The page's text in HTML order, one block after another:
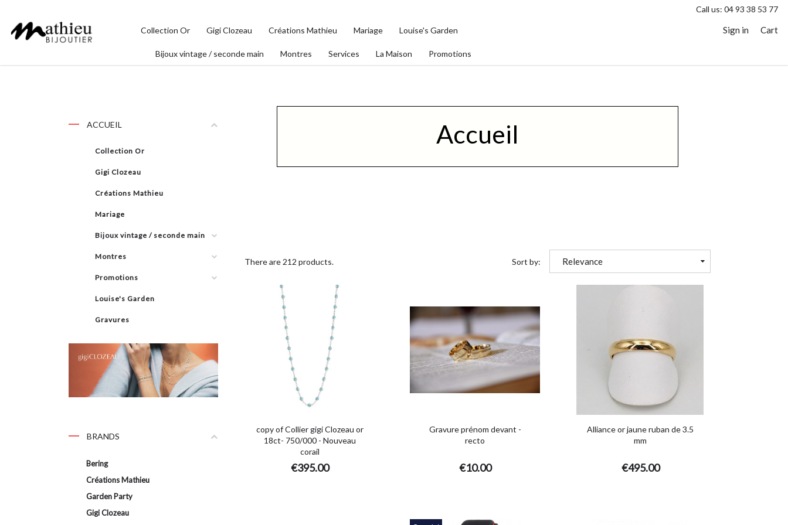
Call us: 04 93 38 53 77
Collection Or Gigi Clozeau Créations Mathieu Mariage Louise's Garden
Bijoux vintage / seconde main Montres Services La Maison Promotions
Sign in Cart
ACCUEIL
Collection Or
Gigi Clozeau
Créations Mathieu
Mariage
Bijoux vintage / seconde main
Montres
Promotions
Louise's Garden
Gravures
BRANDS
Bering
Créations Mathieu
Garden Party
Gigi Clozeau
Accueil
There are 212 products. Sort by: Relevance
copy of Collier gigi Clozeau or
18ct- 750/000 - Nouveau
corail
€395.00
Gravure prénom devant -
recto
€10.00
Alliance or jaune ruban de 3.5
mm
€495.00